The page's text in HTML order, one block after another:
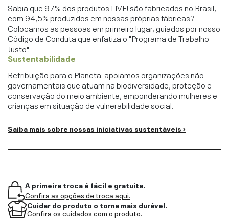
Sabia que 97% dos produtos LIVE! são fabricados no Brasil,
com 94,5% produzidos em nossas próprias fábricas?
Colocamos as pessoas em primeiro lugar, guiados por nosso
Código de Conduta que enfatiza o "Programa de Trabalho
Justo".
Sustentabilidade
Retribuição para o Planeta: apoiamos organizações não
governamentais que atuam na biodiversidade, proteção e
conservação do meio ambiente, emponderando mulheres e
crianças em situação de vulnerabilidade social.
Saiba mais sobre nossas iniciativas sustentáveis ›
A primeira troca é fácil e gratuita.
Confira as opções de troca aqui.
Cuidar do produto o torna mais durável.
Confira os cuidados com o produto.